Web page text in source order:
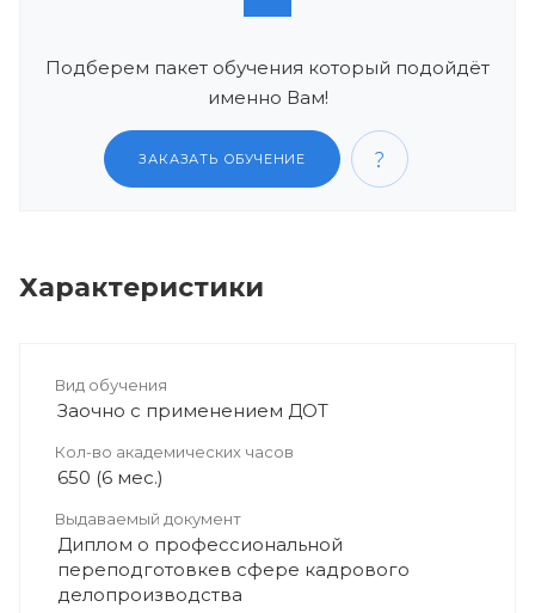
Подберем пакет обучения который подойдёт
именно Вам!
ЗАКАЗАТЬ ОБУЧЕНИЕ
Характеристики
Вид обучения
Заочно с применением ДОТ
Кол-во академических часов
650 (6 мес.)
Выдаваемый документ
Диплом о профессиональной
переподготовкев сфере кадрового
делопроизводства